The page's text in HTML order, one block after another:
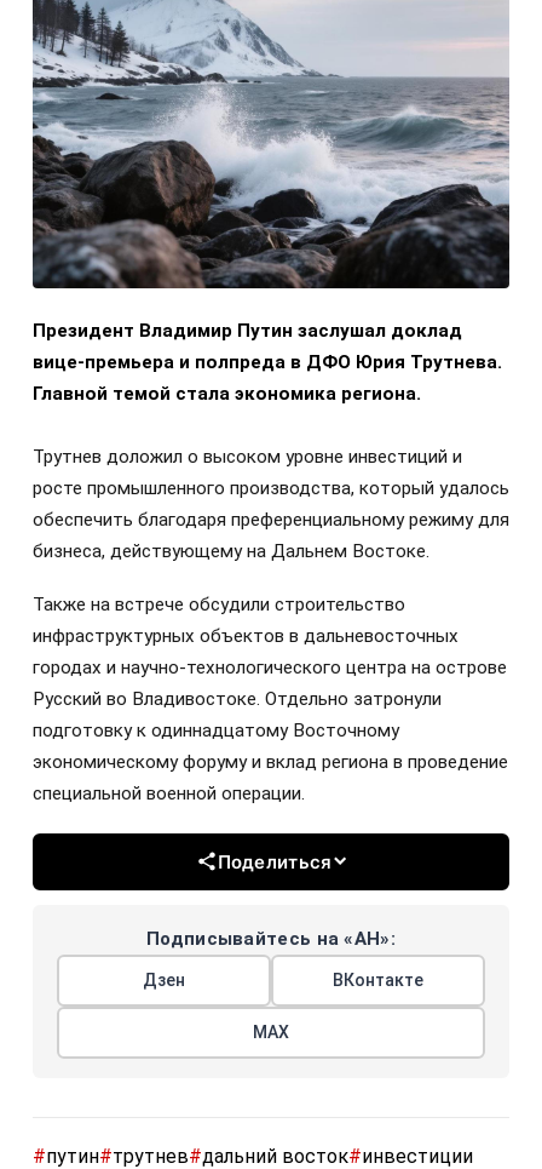
Президент Владимир Путин заслушал доклад
вице-премьера и полпреда в ДФО Юрия Трутнева.
Главной темой стала экономика региона.
Трутнев доложил о высоком уровне инвестиций и
росте промышленного производства, который удалось
обеспечить благодаря преференциальному режиму для
бизнеса, действующему на Дальнем Востоке.
Также на встрече обсудили строительство
инфраструктурных объектов в дальневосточных
городах и научно-технологического центра на острове
Русский во Владивостоке. Отдельно затронули
подготовку к одиннадцатому Восточному
экономическому форуму и вклад региона в проведение
специальной военной операции.
Поделиться
Подписывайтесь на «АН»:
Дзен ВКонтакте
МАХ
#путин#трутнев#дальний восток#инвестиции